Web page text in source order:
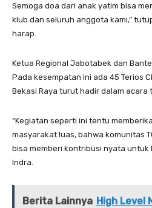
Semoga doa dari anak yatim bisa
klub dan seluruh anggota kami,”
harap.
Ketua Regional Jabotabek dan
Pada kesempatan ini ada 45 Terios
Bekasi Raya turut hadir dalam acara
“Kegiatan seperti ini tentu
masyarakat luas, bahwa komunitas
bisa memberi kontribusi nyata untuk
Indra.
Berita Lainnya High Level